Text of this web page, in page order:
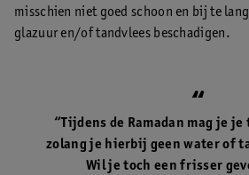
misschien niet goed schoon en bij te
glazuur en/of tandvlees beschadigen.
“Tijdens de Ramadan mag je
zolang je hierbij geen water of
Wil je toch een frisser